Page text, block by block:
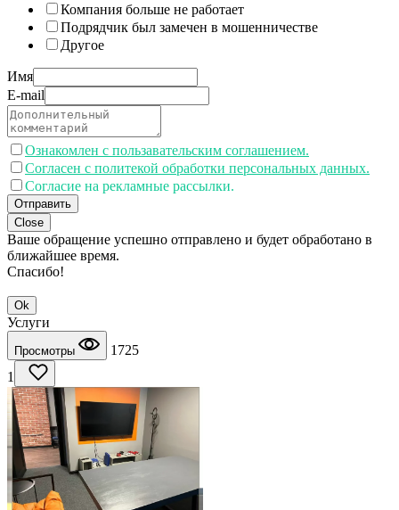
Компания больше не работает
Подрядчик был замечен в мошенничестве
Другое
Имя
E-mail
Ознакомлен с пользавательским соглашением.
Согласен с политекой обработки персональных данных.
Согласие на рекламные рассылки.
Отправить
Close
Ваше обращение успешно отправлено и будет обработано в
ближайшее время.
Спасибо!
Ok
Услуги
Просмотры
1725
1